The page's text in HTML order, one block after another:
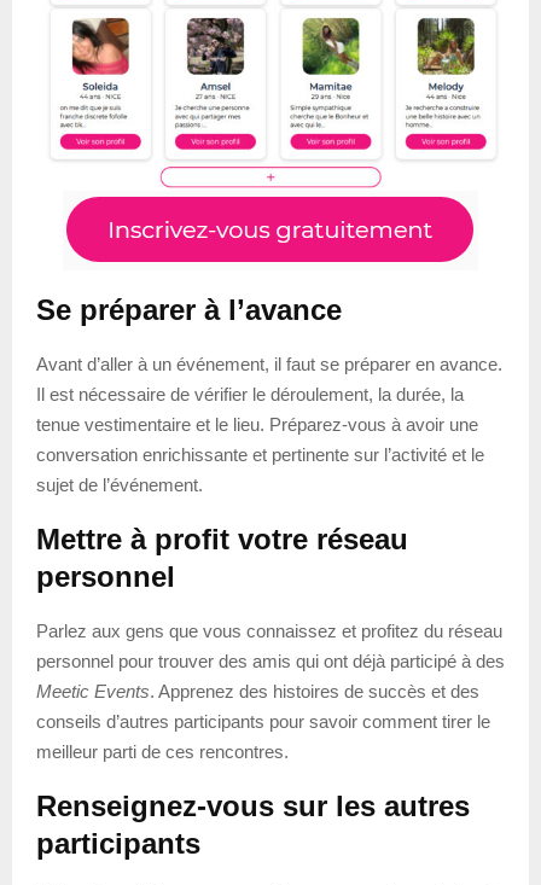
Se préparer à l’avance
Avant d’aller à un événement, il faut se préparer en avance.
Il est nécessaire de vérifier le déroulement, la durée, la
tenue vestimentaire et le lieu. Préparez-vous à avoir une
conversation enrichissante et pertinente sur l’activité et le
sujet de l’événement.
Mettre à profit votre réseau
personnel
Parlez aux gens que vous connaissez et profitez du réseau
personnel pour trouver des amis qui ont déjà participé à des
Meetic Events. Apprenez des histoires de succès et des
conseils d’autres participants pour savoir comment tirer le
meilleur parti de ces rencontres.
Renseignez-vous sur les autres
participants